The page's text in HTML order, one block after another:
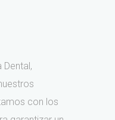
Dental,
con los